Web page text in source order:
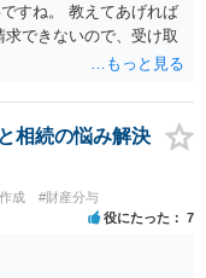
すね。 教えてあげれば
できないので、受け取
相続の悩み解決
成 #財産分与
役にたった 7